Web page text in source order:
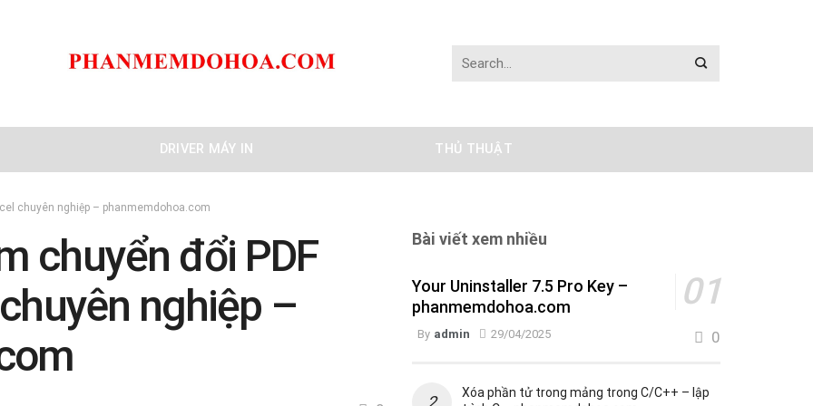
DRIVER MÁY IN THỦ THUẬT
chuyên nghiệp – phanmemdohoa.com
chuyển đổi PDF
nghiệp –
Bài viết xem nhiều
Your Uninstaller 7.5 Pro Key –
phanmemdohoa.com
By admin 29/04/2025 0
Xóa phần tử trong mảng trong C/C++ – lập